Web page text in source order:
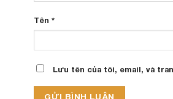
Tên *
Lưu tên của tôi, email, và